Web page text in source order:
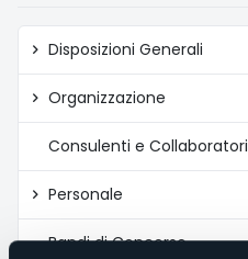
Amministrazione
trasparente
Disposizioni Generali
Organizzazione
Consulenti e Collaboratori
Personale
Bandi di Concorso